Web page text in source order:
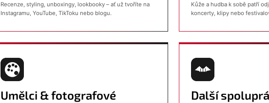
Recenze, styling, unboxingy, lookbooky – ať už tvoříte na
Instagramu, YouTube, TikToku nebo blogu.
Kůže a hudba k sobě patří
koncerty, klipy nebo
Umělci & fotografové Další